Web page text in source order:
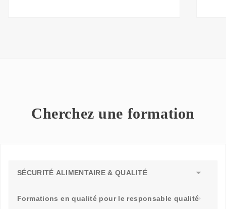
Cherchez une formation
SÉCURITÉ ALIMENTAIRE & QUALITÉ
Formations en qualité pour le responsable qualité